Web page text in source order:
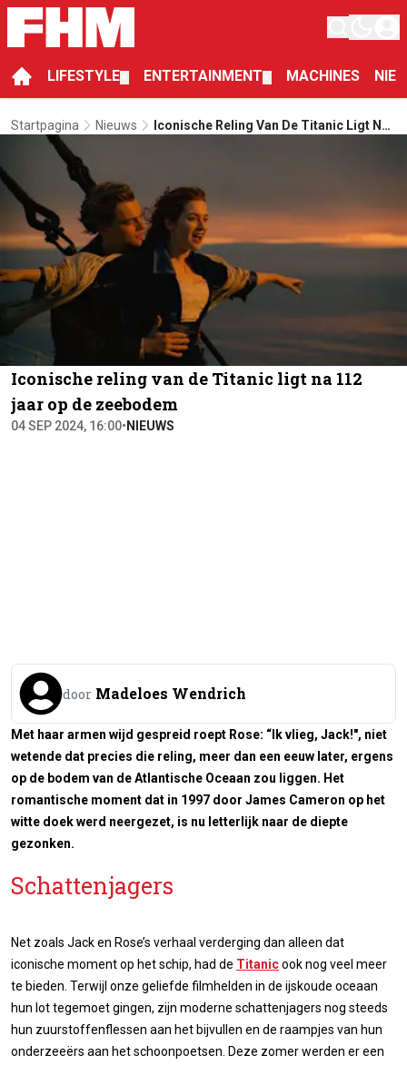
LIFESTYLE ENTERTAINMENT MACHINES
Startpagina Nieuws
Iconische Reling Van De Titanic Ligt Na
Iconische reling van de Titanic ligt na 112
jaar op de zeebodem
04 SEP 2024, 16:00• NIEUWS
door Madeloes Wendrich
Met haar armen wijd gespreid roept Rose: “Ik vlieg, Jack!", niet
wetende dat precies die reling, meer dan een eeuw later, ergens
op de bodem van de Atlantische Oceaan zou liggen. Het
romantische moment dat in 1997 door James Cameron op het
witte doek werd neergezet, is nu letterlijk naar de diepte
gezonken.
Schattenjagers
Net zoals Jack en Rose’s verhaal verderging dan alleen dat
iconische moment op het schip, had de Titanicook nog veel meer
te bieden. Terwijl onze geliefde filmhelden in de ijskoude oceaan
hun lot tegemoet gingen, zijn moderne schattenjagers nog steeds
hun zuurstoffenflessen aan het bijvullen en de raampjes van hun
onderzeeërs aan het schoonpoetsen. Deze zomer werden er een